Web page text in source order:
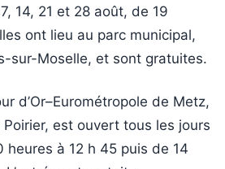
14, 21 et 28 août, de 19
ont lieu au parc municipal,
sur-Moselle, et sont gratuites.
d’Or–Eurométropole de Metz,
est ouvert tous les jours
heures à 12 h 45 puis de 14